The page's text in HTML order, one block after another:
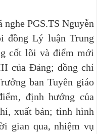
PGS.TS Nguyễn
đồng Lý luận Trung
cốt lõi và điểm mới
của Đảng; đồng chí
ban Tuyên giáo
định hướng của
xuất bản; tình hình
gian qua, nhiệm vụ